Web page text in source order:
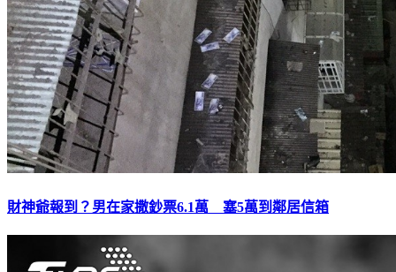
財神爺報到？男在家撒鈔票6.1萬 塞5萬到鄰居信箱